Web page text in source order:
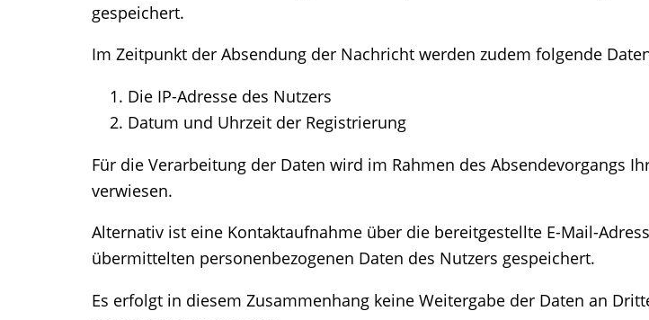
gespeichert.
Im Zeitpunkt der Absendung der Nachricht werden zudem folgende
Die IP-Adresse des Nutzers
Datum und Uhrzeit der Registrierung
Für die Verarbeitung der Daten wird im Rahmen des Absendevorgangs
verwiesen.
Alternativ ist eine Kontaktaufnahme über die bereitgestellte E-Mail-
übermittelten personenbezogenen Daten des Nutzers gespeichert.
Es erfolgt in diesem Zusammenhang keine Weitergabe der Daten an